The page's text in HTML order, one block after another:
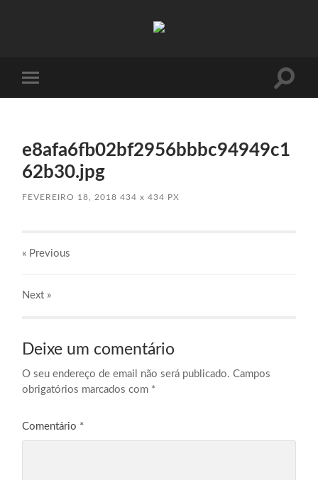
mobile
Toggle
e8afa6fb02bf2956bbbc94949c1
62b30.jpg
FEVEREIRO 18, 2018 434x 434 PX
« Previous
Next »
Deixe um comentário
O seu endereço de email não será publicado. Campos
obrigatórios marcados com *
Comentário *